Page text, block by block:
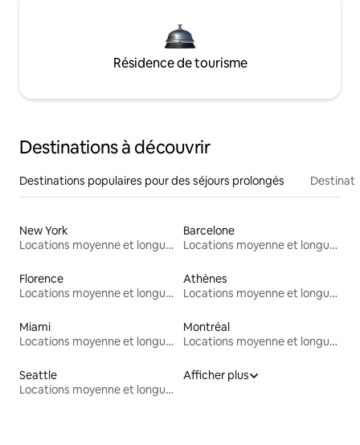
Résidence de tourisme
Destinations à découvrir
Destinations populaires pour des séjours prolongés
New York
Locations moyenne et longue durée
Barcelone
Locations moyenne et longue durée
Florence
Locations moyenne et longue durée
Athènes
Locations moyenne et longue durée
Miami
Locations moyenne et longue durée
Montréal
Locations moyenne et longue durée
Seattle
Locations moyenne et longue durée
Afficher plus